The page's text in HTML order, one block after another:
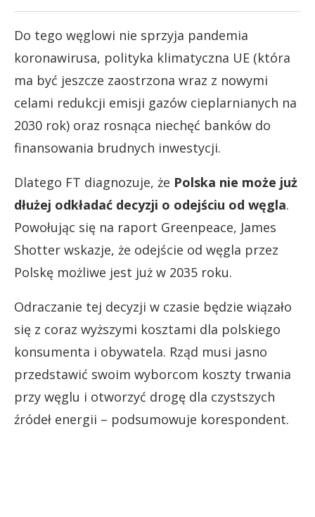
Do tego węglowi nie sprzyja pandemia
koronawirusa, polityka klimatyczna UE (która
ma być jeszcze zaostrzona wraz z nowymi
celami redukcji emisji gazów cieplarnianych na
2030 rok) oraz rosnąca niechęć banków do
finansowania brudnych inwestycji.
Dlatego FT diagnozuje, że Polska nie może już
dłużej odkładać decyzji o odejściu od węgla.
Powołując się na raport Greenpeace, James
Shotter wskazje, że odejście od węgla przez
Polskę możliwe jest już w 2035 roku.
Odraczanie tej decyzji w czasie będzie wiązało
się z coraz wyższymi kosztami dla polskiego
konsumenta i obywatela. Rząd musi jasno
przedstawić swoim wyborcom koszty trwania
przy węglu i otworzyć drogę dla czystszych
źródeł energii – podsumowuje korespondent.